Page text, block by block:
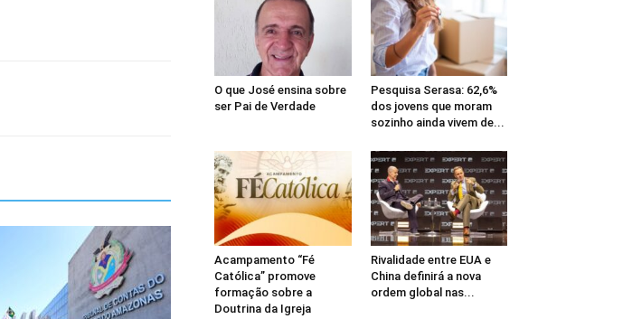
O que José ensina sobre
ser Pai de Verdade
Pesquisa Serasa: 62,6%
dos jovens que moram
sozinho ainda vivem de...
Acampamento “Fé
Católica” promove
formação sobre a
Doutrina da Igreja
Rivalidade entre EUA e
China definirá a nova
ordem global nas...